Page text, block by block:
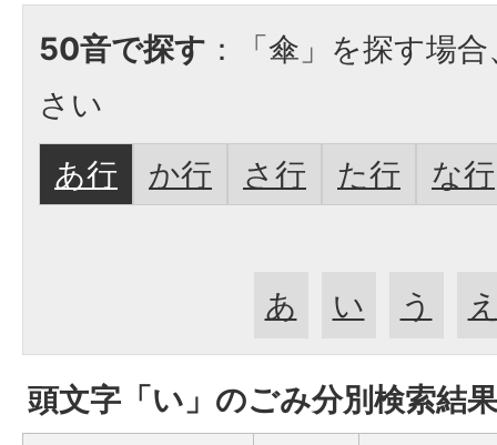
50音で探す ：「傘」を探す場
さい
あ行
か行 さ行 た行 な行
あ い う
頭文字「い 」のごみ分別検索結